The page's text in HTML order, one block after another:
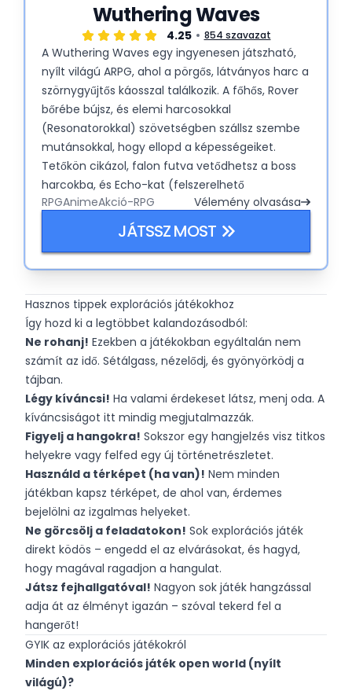
Wuthering Waves
4.25 854 szavazat
A Wuthering Waves egy ingyenesen játszható,
nyílt világú ARPG, ahol a pörgős, látványos harc a
szörnygyűjtős káosszal találkozik. A főhős, Rover
bőrébe bújsz, és elemi harcosokkal
(Resonatorokkal) szövetségben szállsz szembe
mutánsokkal, hogy ellopd a képességeiket.
Tetőkön cikázol, falon futva vetődhetsz a boss
harcokba, és Echo-kat (felszerelhető
lényképességek) gyűjthetsz vad kombókhoz.
Olyan, mint a Genshin, csak több mozdulattal és
kevesebb idegőrlő stamina-korláttal. Gyakori
frissítések, gacha húzások és izzasztó
RPGAnimeAkció-RPG Vélemény olvasása
JÁTSSZ MOST
Hasznos tippek explorációs játékokhoz
Így hozd ki a legtöbbet kalandozásodból:
Ne rohanj! Ezekben a játékokban egyáltalán nem
számít az idő. Sétálgass, nézelődj, és gyönyörködj a
tájban.
Légy kíváncsi! Ha valami érdekeset látsz, menj oda. A
kíváncsiságot itt mindig megjutalmazzák.
Figyelj a hangokra! Sokszor egy hangjelzés visz titkos
helyekre vagy felfed egy új történetrészletet.
Használd a térképet (ha van)! Nem minden
játékban kapsz térképet, de ahol van, érdemes
bejelölni az izgalmas helyeket.
Ne görcsölj a feladatokon! Sok explorációs játék
direkt ködös – engedd el az elvárásokat, és hagyd,
hogy magával ragadjon a hangulat.
Játsz fejhallgatóval! Nagyon sok játék hangzással
adja át az élményt igazán – szóval tekerd fel a
hangerőt!
GYIK az explorációs játékokról
Minden explorációs játék open world (nyílt
világú)?